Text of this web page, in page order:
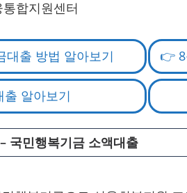
합지원센터
출 방법 알아보기 👉 8
알아보기
국민행복기금 소액대출